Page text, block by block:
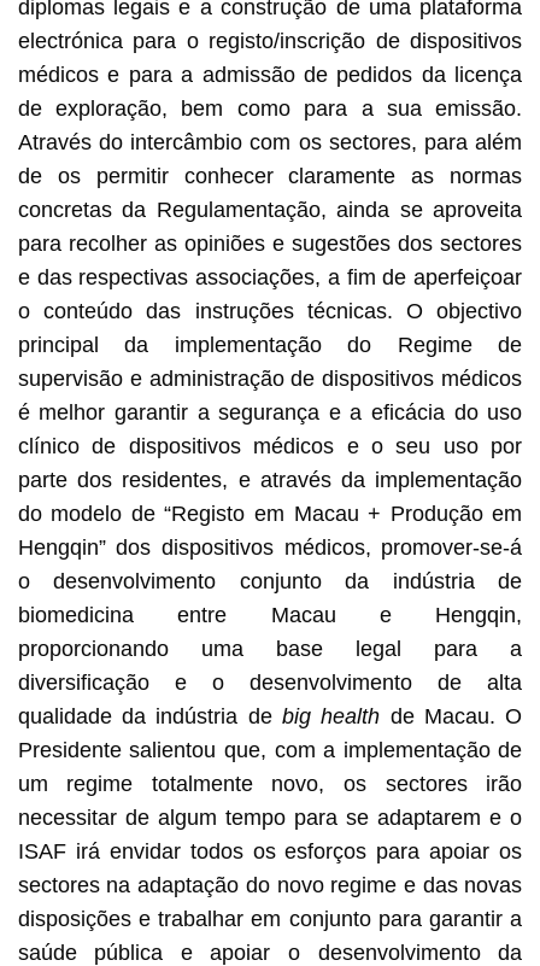
diplomas legais e a construção de uma plataforma
electrónica para o registo/inscrição de dispositivos
médicos e para a admissão de pedidos da licença
de exploração, bem como para a sua emissão.
Através do intercâmbio com os sectores, para além
de os permitir conhecer claramente as normas
concretas da Regulamentação, ainda se aproveita
para recolher as opiniões e sugestões dos sectores
e das respectivas associações, a fim de aperfeiçoar
o conteúdo das instruções técnicas. O objectivo
principal da implementação do Regime de
supervisão e administração de dispositivos médicos
é melhor garantir a segurança e a eficácia do uso
clínico de dispositivos médicos e o seu uso por
parte dos residentes, e através da implementação
do modelo de “Registo em Macau + Produção em
Hengqin” dos dispositivos médicos, promover-se-á
o desenvolvimento conjunto da indústria de
biomedicina entre Macau e Hengqin,
proporcionando uma base legal para a
diversificação e o desenvolvimento de alta
qualidade da indústria de big health de Macau. O
Presidente salientou que, com a implementação de
um regime totalmente novo, os sectores irão
necessitar de algum tempo para se adaptarem e o
ISAF irá envidar todos os esforços para apoiar os
sectores na adaptação do novo regime e das novas
disposições e trabalhar em conjunto para garantir a
saúde pública e apoiar o desenvolvimento da